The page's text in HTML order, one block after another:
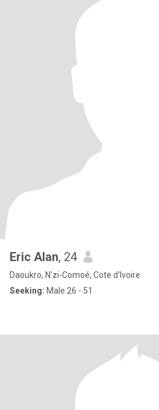
Eric Alan, 24
Daoukro, N'zi-Comoé, Cote d'Ivoire
Seeking: Male 26 - 51